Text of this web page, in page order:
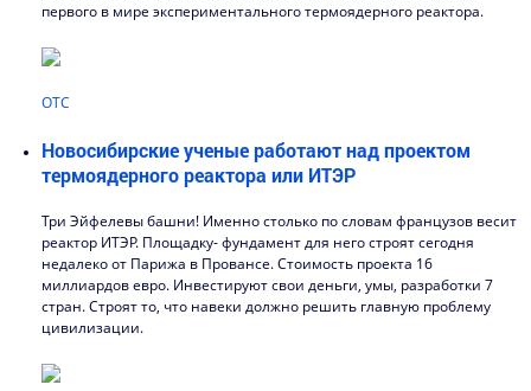
первого в мире экспериментального термоядерного реактора.
ОТС
Новосибирские ученые работают над проектом
термоядерного реактора или ИТЭР
Три Эйфелевы башни! Именно столько по словам французов весит
реактор ИТЭР. Площадку- фундамент для него строят сегодня
недалеко от Парижа в Провансе. Стоимость проекта 16
миллиардов евро. Инвестируют свои деньги, умы, разработки 7
стран. Строят то, что навеки должно решить главную проблему
цивилизации.